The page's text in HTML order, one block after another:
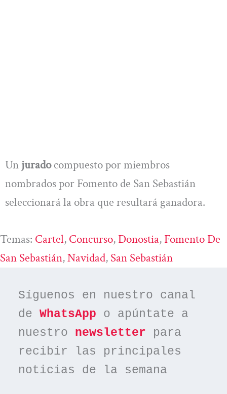
Un juradocompuesto por miembros
nombrados por Fomento de San Sebastián
seleccionará la obra que resultará ganadora.
Temas: Cartel, Concurso, Donostia, Fomento De
San Sebastián, Navidad, San Sebastián
Síguenos en nuestro canal
de WhatsApp o apúntate a
nuestro newsletter para
recibir las principales
noticias de la semana